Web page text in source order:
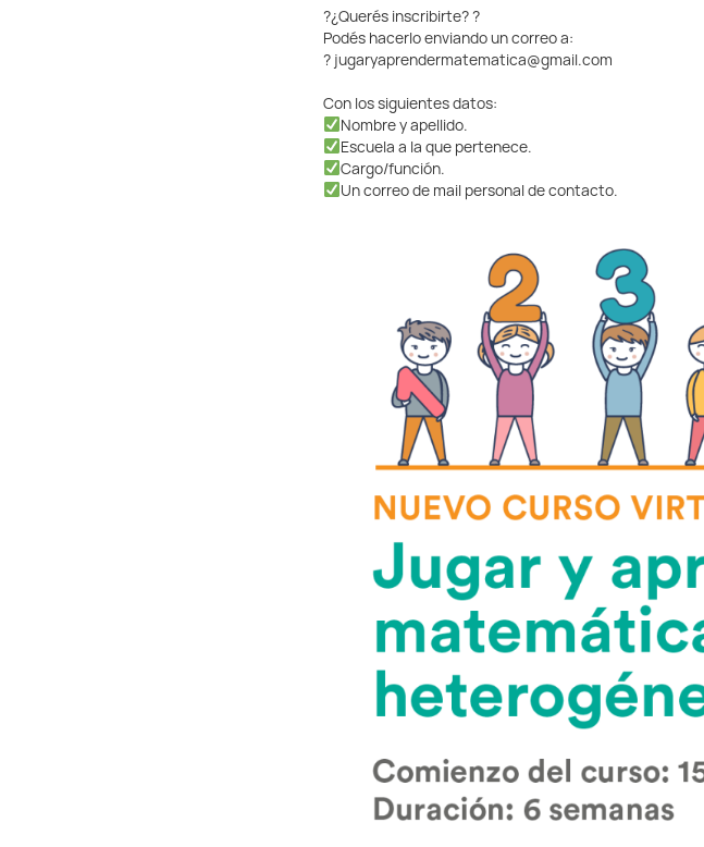
?¿Querés inscribirte??
Podés hacerlo enviando un correo a:
? jugaryaprendermatematica@gmail.com
Con los siguientes datos:
Nombre y apellido.
Escuela a la que pertenece.
Cargo/función.
Un correo de mail personal de contacto.